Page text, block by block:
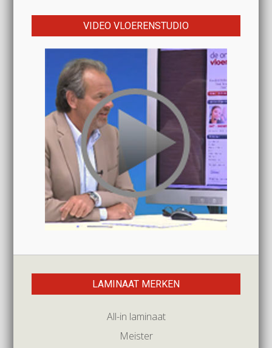
VIDEO VLOERENSTUDIO
LAMINAAT MERKEN
All-in laminaat
Meister